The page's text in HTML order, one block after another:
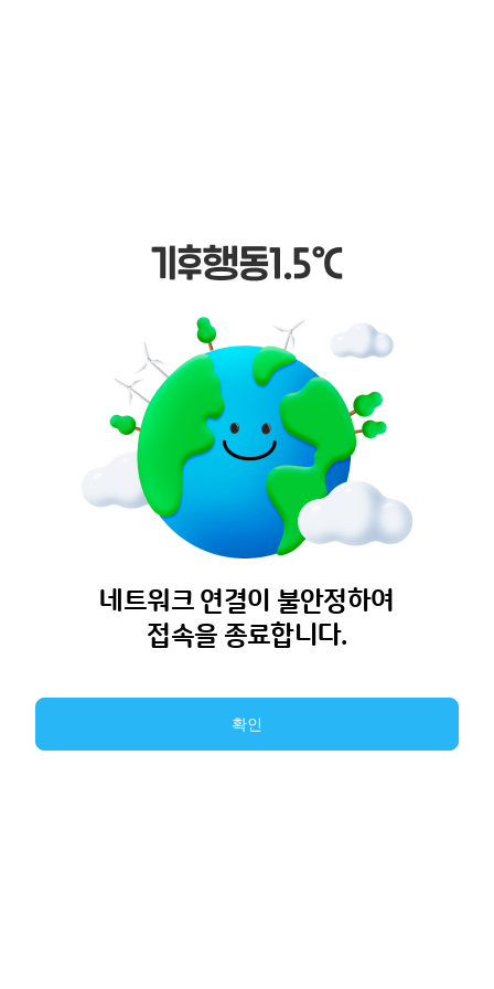
네트워크 연결이 불안정하여
접속을 종료합니다.
확인